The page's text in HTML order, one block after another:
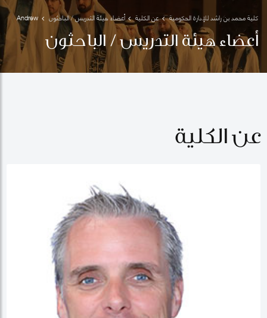
كلية محمد بن راشد للإدارة الحكومية عن الكلية أعضاء هيئة التدريس / الباحثون
Andrew
Collinge
أعضاء هيئة التدريس / الباحثون
عن الكلية